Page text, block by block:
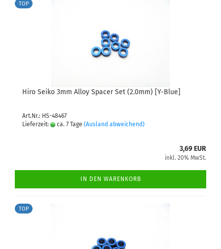
TOP
Hiro Seiko 3mm Alloy Spacer Set (2.0mm) [Y-Blue]
Art.Nr.: HS-48467
Lieferzeit:
ca. 7 Tage (Ausland abweichend)
3,69 EUR
inkl. 20% MwSt.
IN DEN WARENKORB
TOP